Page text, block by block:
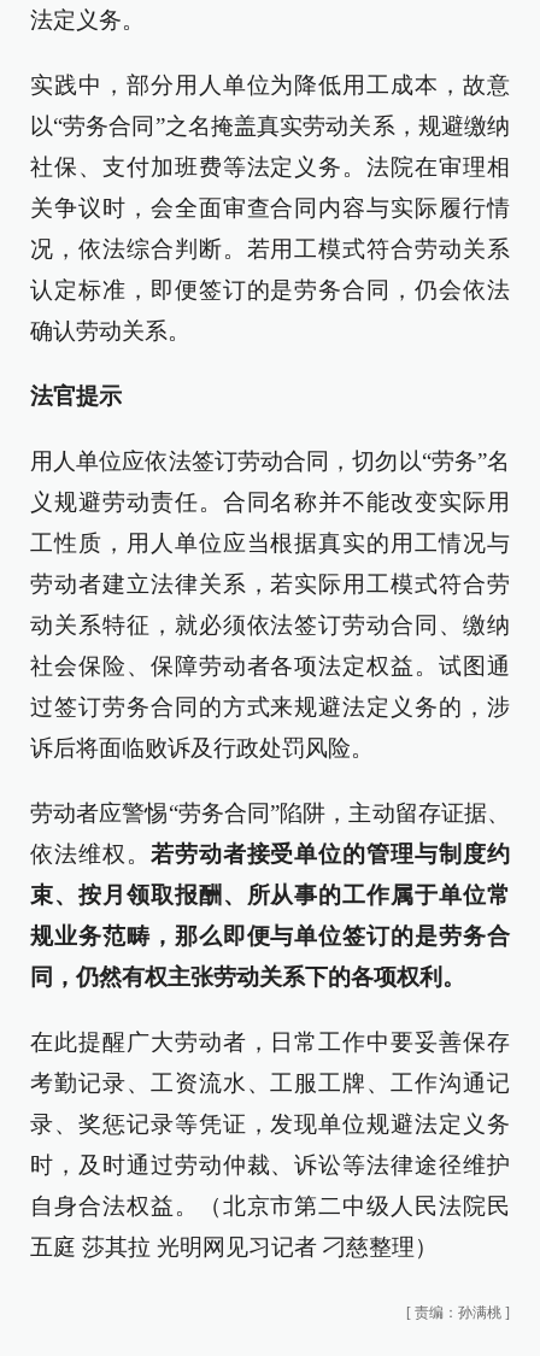
法定义务。
实践中，部分用人单位为降低用工成本，故意
以“劳务合同”之名掩盖真实劳动关系，规避缴纳
社保、支付加班费等法定义务。法院在审理相
关争议时，会全面审查合同内容与实际履行情
况，依法综合判断。若用工模式符合劳动关系
认定标准，即便签订的是劳务合同，仍会依法
确认劳动关系。
法官提示
用人单位应依法签订劳动合同，切勿以“劳务”名
义规避劳动责任。合同名称并不能改变实际用
工性质，用人单位应当根据真实的用工情况与
劳动者建立法律关系，若实际用工模式符合劳
动关系特征，就必须依法签订劳动合同、缴纳
社会保险、保障劳动者各项法定权益。试图通
过签订劳务合同的方式来规避法定义务的，涉
诉后将面临败诉及行政处罚风险。
劳动者应警惕“劳务合同”陷阱，主动留存证据、
依法维权。 若劳动者接受单位的管理与制度约
束、按月领取报酬、所从事的工作属于单位常
规业务范畴，那么即便与单位签订的是劳务合
同，仍然有权主张劳动关系下的各项权利。
在此提醒广大劳动者，日常工作中要妥善保存
考勤记录、工资流水、工服工牌、工作沟通记
录、奖惩记录等凭证，发现单位规避法定义务
时，及时通过劳动仲裁、诉讼等法律途径维护
自身合法权益。（北京市第二中级人民法院民
五庭 莎其拉 光明网见习记者 刁慈整理）
[ 责编：孙满桃 ]